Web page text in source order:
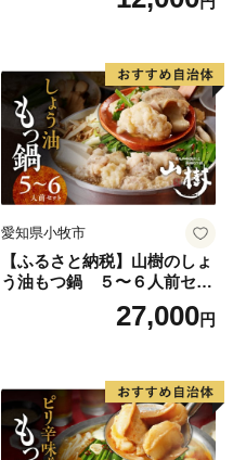
ツ オンライン飲み会 ホーム
間
愛知県小牧市
【ふるさと納税】山樹のしょ
う油もつ鍋 ５〜６人前セッ
ト 山樹 国産 牛もつ ホルモン
モツ オンライン飲み会 ホー
時間
27,000円